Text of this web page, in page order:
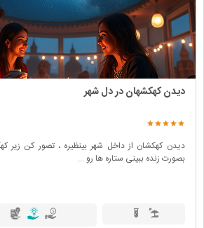
دیدن کهکشهان در دل شهر
دیدن کهکشان از داخل شهر بینظیره ، تصور کن زیر
بصورت زنده ببینی ستاره ها رو ...